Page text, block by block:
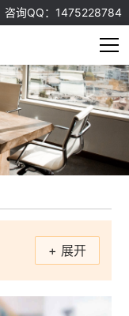
咨询QQ：1475228784
+ 展开